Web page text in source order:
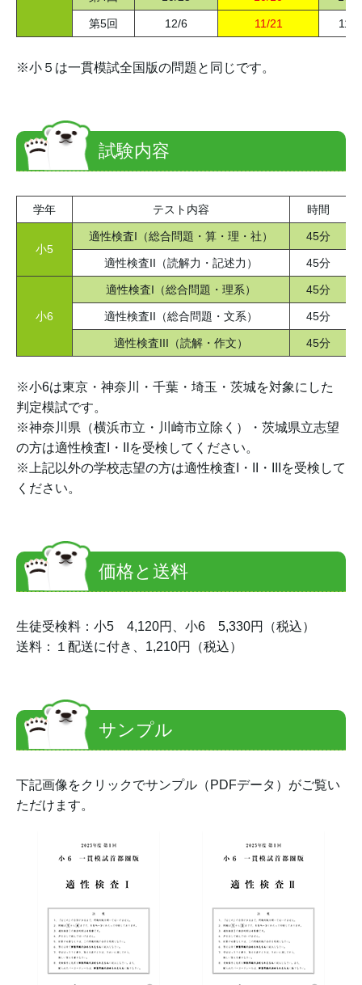
第5回 12/6 11/21 11/
※小５は一貫模試全国版の問題と同じです。
試験内容
学年 テスト内容 時間
小5
適性検査I（総合問題・算・理・社） 45分
適性検査II（読解力・記述力） 45分
小6
適性検査I（総合問題・理系） 45分
適性検査II（総合問題・文系） 45分
適性検査III（読解・作文） 45分
※小6は東京・神奈川・千葉・埼玉・茨城を対象にした
判定模試です。
※神奈川県（横浜市立・川崎市立除く）・茨城県立志望
の方は適性検査I・IIを受検してください。
※上記以外の学校志望の方は適性検査I・II・IIIを受検して
ください。
価格と送料
生徒受検料：小5 4,120円、小6 5,330円（税込）
送料：１配送に付き、1,210円（税込）
サンプル
下記画像をクリックでサンプル（PDFデータ）がご覧い
ただけます。